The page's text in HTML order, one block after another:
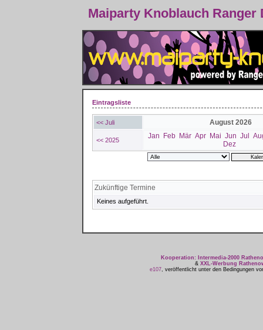
Maiparty Knoblauch Ranger
Eintragsliste
<< Juli August 2026
<< 2025 Jan Feb Mär Apr Mai Jun Jul
Dez
Zukünftige Termine
Keines aufgeführt.
Kooperation: Intermedia-2000
& XXL-Werbung
e107, veröffentlicht unter den Bedingungen